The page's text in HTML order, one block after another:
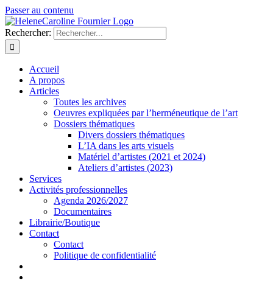
Passer au contenu
Rechercher:
Accueil
A propos
Articles
Toutes les archives
Oeuvres expliquées par l’herméneutique de l’art
Dossiers thématiques
Divers dossiers thématiques
L’IA dans les arts visuels
Matériel d’artistes (2021 et 2024)
Ateliers d’artistes (2023)
Services
Activités professionnelles
Agenda 2026/2027
Documentaires
Librairie/Boutique
Contact
Contact
Politique de confidentialité